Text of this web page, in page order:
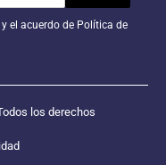
el acuerdo de Política de
los derechos